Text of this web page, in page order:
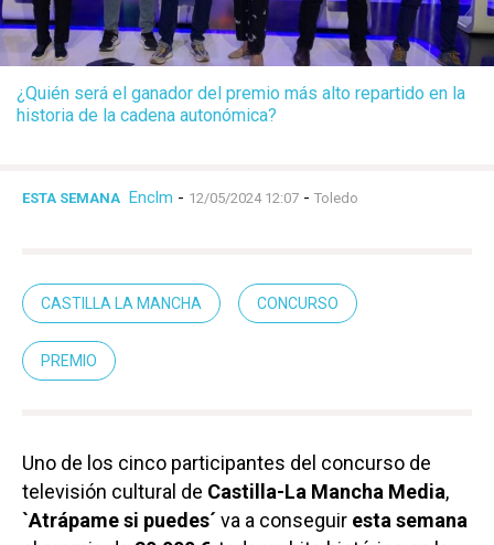
¿Quién será el ganador del premio más alto repartido en la
historia de la cadena autonómica?
ESTA SEMANA Enclm - 12/05/2024 12:07 - Toledo
CASTILLA LA MANCHA CONCURSO
PREMIO
Uno de los cinco participantes del concurso de
televisión cultural de Castilla-La Mancha Media,
`Atrápame si puedes´ va a conseguir esta semana